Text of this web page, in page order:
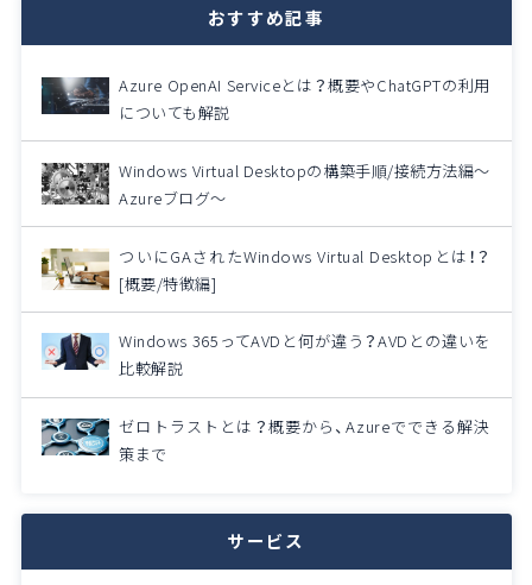
おすすめ記事
Azure OpenAI Serviceとは？概要やChatGPTの利用
についても解説
Windows Virtual Desktopの構築手順/接続方法編～
Azureブログ～
ついにGAされたWindows Virtual Desktopとは！？
[概要/特徴編]
Windows 365ってAVDと何が違う？AVDとの違いを
比較解説
ゼロトラストとは？概要から、Azureでできる解決
策まで
サービス